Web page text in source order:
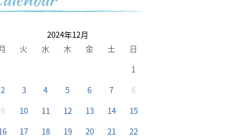
2024年12月
火 水 木 金 土 日
1
2
3 4 5 6 7
8
9
10 11 12 13 14
15
17 18 19 20 21
22